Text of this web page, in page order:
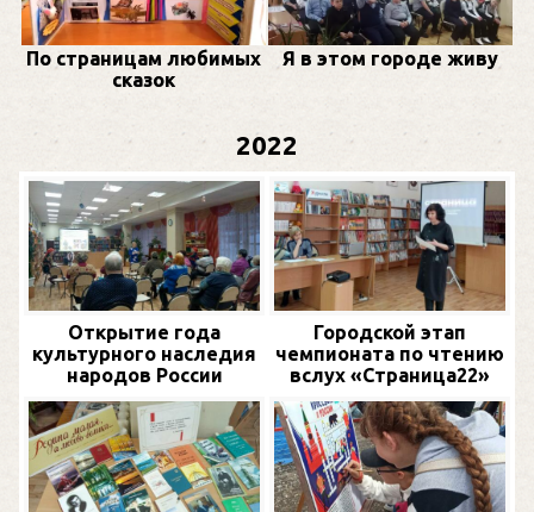
По страницам любимых
сказок
Я в этом городе живу
2022
Открытие года
культурного наследия
народов России
Городской этап
чемпионата по чтению
вслух «Страница22»